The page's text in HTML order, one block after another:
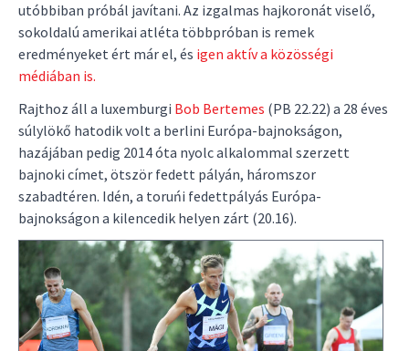
utóbbiban próbál javítani. Az izgalmas hajkoronát viselő,
sokoldalú amerikai atléta többpróban is remek
eredményeket ért már el, és igen aktív a közösségi
médiában is.
Rajthoz áll a luxemburgi Bob Bertemes (PB 22.22) a 28 éves
súlylökő hatodik volt a berlini Európa-bajnokságon,
hazájában pedig 2014 óta nyolc alkalommal szerzett
bajnoki címet, ötször fedett pályán, háromszor
szabadtéren. Idén, a toruńi fedettpályás Európa-
bajnokságon a kilencedik helyen zárt (20.16).